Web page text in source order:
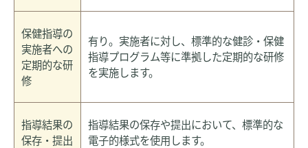
保健指導の
実施者への
定期的な研
修
有り。実施者に対し、標準的な健診・保健
指導プログラム等に準拠した定期的な研修
を実施します。
指導結果の
保存・提出
指導結果の保存や提出において、標準的な
電子的様式を使用します。